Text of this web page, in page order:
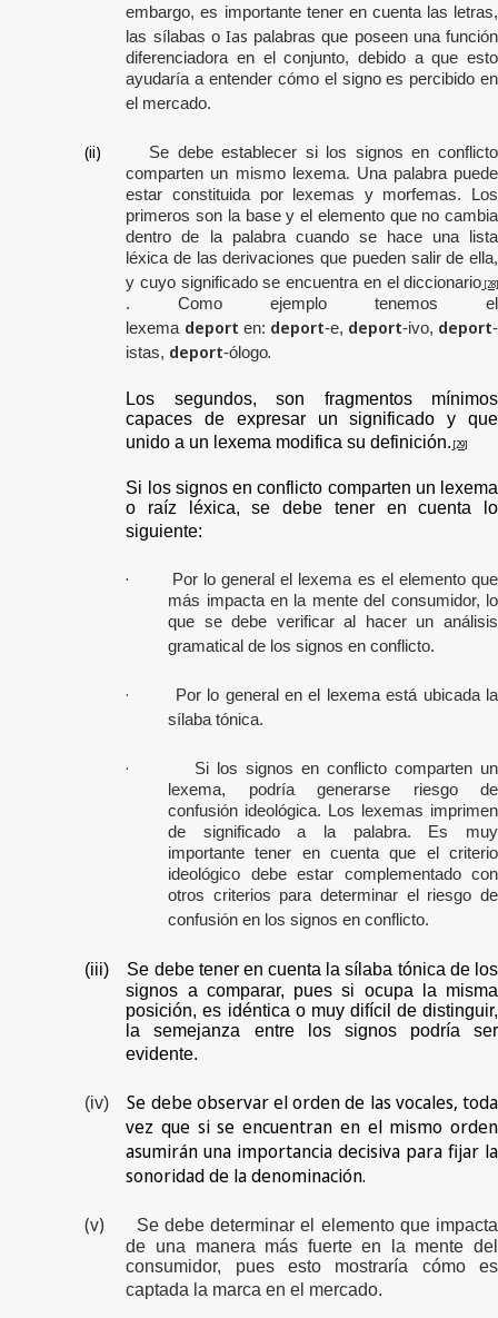
embargo, es importante tener en cuenta las letras,
las sílabas o Ias palabras que poseen una función
diferenciadora en el conjunto, debido a que esto
ayudaría a entender cómo el signo es percibido en
el mercado.
(ii)
Se debe establecer si los signos en conflicto
comparten un mismo lexema. Una palabra puede
estar constituida por lexemas y morfemas. Los
primeros son la base y el elemento que no cambia
dentro de la palabra cuando se hace una lista
léxica de las derivaciones que pueden salir de ella,
y cuyo significado se encuentra en el diccionario [28]
.
Como ejemplo tenemos el
lexema deport en: deport-e, deport-ivo, deport-
istas, deport-ólogo.
Los segundos,
son fragmentos mínimos
capaces de expresar un significado y que
unido a un lexema modifica su definición. [29]
Si los signos en conflicto comparten un lexema
o raíz léxica, se debe tener en cuenta lo
siguiente:
·
Por lo general el lexema es el elemento que
más impacta en la mente del consumidor, lo
que se debe verificar al hacer un análisis
gramatical de los signos en conflicto.
·
Por lo general en el lexema está ubicada la
sílaba tónica.
·
Si los signos en conflicto comparten un
lexema, podría generarse riesgo de
confusión ideológica. Los lexemas imprimen
de significado a la palabra. Es muy
importante tener en cuenta que el criterio
ideológico debe estar complementado con
otros criterios para determinar el riesgo de
confusión en los signos en conflicto.
(iii)
Se debe tener en cuenta la sílaba tónica de los
signos a comparar, pues si ocupa la misma
posición, es idéntica o muy difícil de distinguir,
la semejanza entre los signos podría ser
evidente.
(iv)
Se debe observar el orden de las vocales, toda
vez que si se encuentran en el mismo orden
asumirán una importancia decisiva para fijar la
sonoridad de la denominación.
(v)
Se debe determinar el elemento que impacta
de una manera más fuerte en la mente del
consumidor, pues esto mostraría cómo es
captada la marca en el mercado.